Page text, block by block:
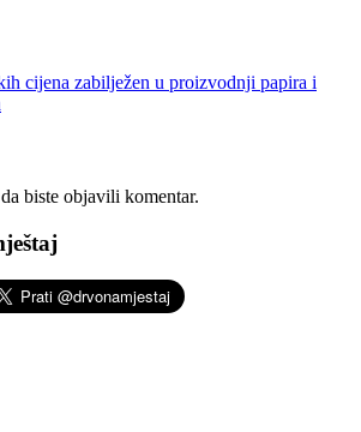
cijena zabilježen u proizvodnji papira i
da biste objavili komentar.